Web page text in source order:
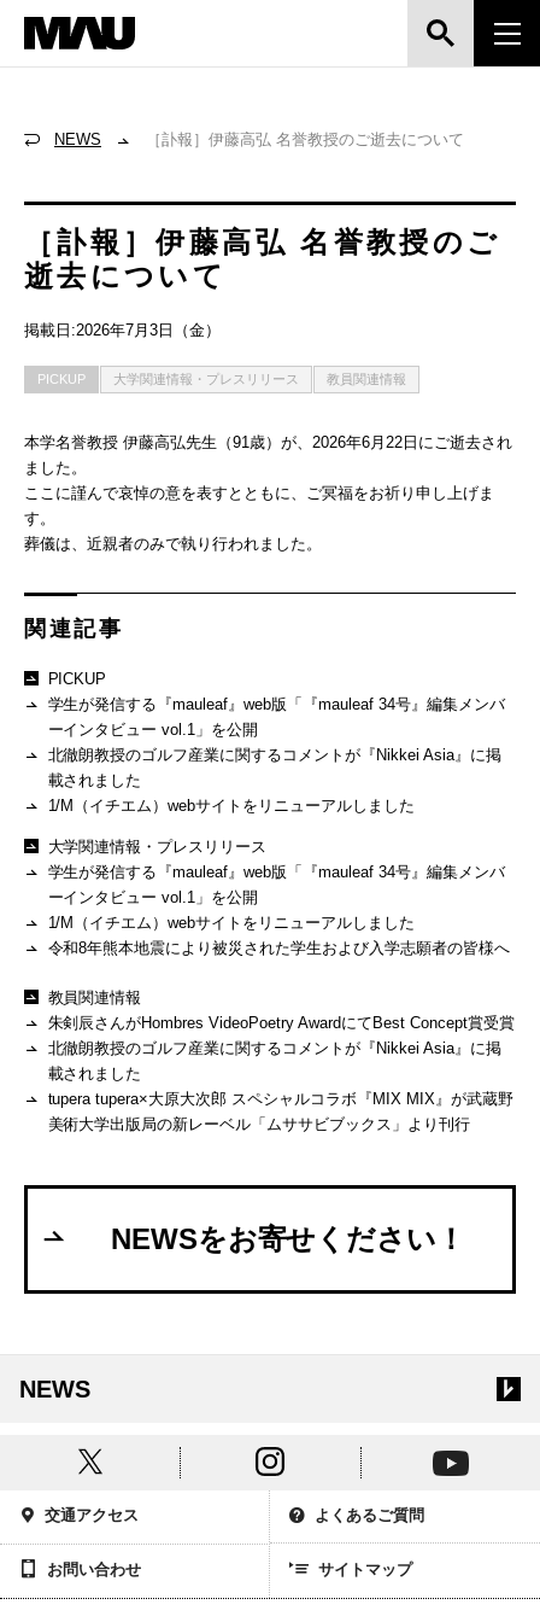
NEWS ［訃報］伊藤高弘 名誉教授のご逝去について
［訃報］伊藤高弘 名誉教授のご
逝去について
掲載日:2026年7月3日（金）
PICKUP 大学関連情報・プレスリリース 教員関連情報
本学名誉教授 伊藤高弘先生（91歳）が、2026年6月22日にご逝去され
ました。
ここに謹んで哀悼の意を表すとともに、ご冥福をお祈り申し上げま
す。
葬儀は、近親者のみで執り行われました。
関連記事
PICKUP
学生が発信する『mauleaf』web版「『mauleaf 34号』編集メンバ
ーインタビュー vol.1」を公開
北徹朗教授のゴルフ産業に関するコメントが『Nikkei Asia』に掲
載されました
1/M（イチエム）webサイトをリニューアルしました
大学関連情報・プレスリリース
学生が発信する『mauleaf』web版「『mauleaf 34号』編集メンバ
ーインタビュー vol.1」を公開
1/M（イチエム）webサイトをリニューアルしました
令和8年熊本地震により被災された学生および入学志願者の皆様へ
教員関連情報
朱剣辰さんがHombres VideoPoetry AwardにてBest Concept賞受賞
北徹朗教授のゴルフ産業に関するコメントが『Nikkei Asia』に掲
載されました
tupera tupera×大原大次郎 スペシャルコラボ『MIX MIX』が武蔵野
美術大学出版局の新レーベル「ムササビブックス」より刊行
NEWSをお寄せください！
NEWS
交通アクセス よくあるご質問
お問い合わせ サイトマップ